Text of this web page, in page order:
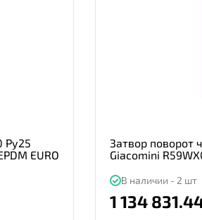
Ру25
EURO
Затвор поворот
Giacomini
В наличии - 2 шт
1 134